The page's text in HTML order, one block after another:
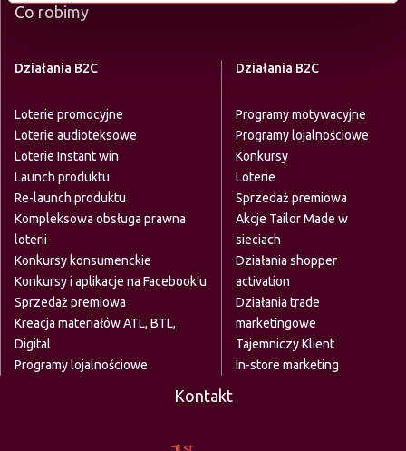
Co robimy
Działania B2C
Loterie promocyjne
Loterie audioteksowe
Loterie Instant win
Launch produktu
Re-launch produktu
Kompleksowa obsługa prawna
loterii
Konkursy konsumenckie
Konkursy i aplikacje na Facebook’u
Sprzedaż premiowa
Kreacja materiałów ATL, BTL,
Digital
Programy lojalnościowe
Działania B2C
Programy motywacyjne
Programy lojalnościowe
Konkursy
Loterie
Sprzedaż premiowa
Akcje Tailor Made w
sieciach
Działania shopper
activation
Działania trade
marketingowe
Tajemniczy Klient
In-store marketing
Kontakt